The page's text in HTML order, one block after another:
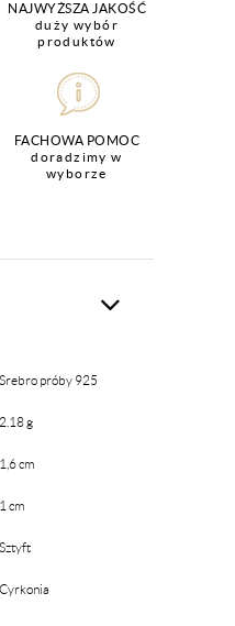
NAJWYŻSZA JAKOŚĆ
duży wybór
produktów
FACHOWA POMOC
doradzimy w
wyborze
Srebro próby 925
2.18 g
1,6 cm
1 cm
Sztyft
Cyrkonia